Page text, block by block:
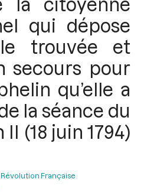
qui dépose
trouvée et
secours pour
qu’elle a
la séance du
(18 juin 1794)
Française